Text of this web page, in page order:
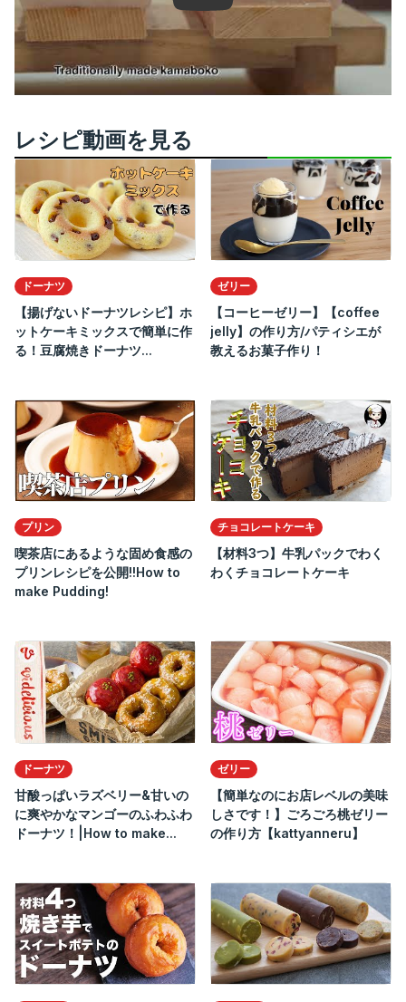
レシピ動画を見る
ドーナツ
【揚げないドーナツレシピ】ホ
ットケーキミックスで簡単に作
る！豆腐焼きドーナツ...
ゼリー
【コーヒーゼリー】【coffee
jelly】の作り方/パティシエが
教えるお菓子作り！
プリン
喫茶店にあるような固め食感の
プリンレシピを公開!!How to
make Pudding!
チョコレートケーキ
【材料3つ】牛乳パックでわく
わくチョコレートケーキ
ドーナツ
甘酸っぱいラズベリー&甘いの
に爽やかなマンゴーのふわふわ
ドーナツ！|How to make...
ゼリー
【簡単なのにお店レベルの美味
しさです！】ごろごろ桃ゼリー
の作り方【kattyanneru】